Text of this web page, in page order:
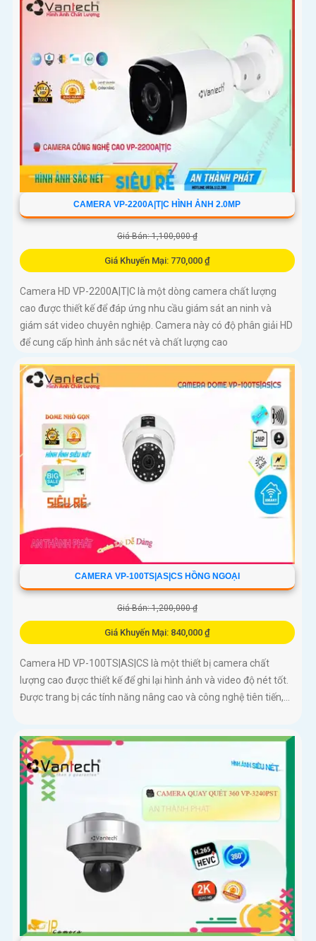
CAMERA VP-2200A|T|C HÌNH ẢNH 2.0MP
Giá Bán: 1,100,000 ₫
Giá Khuyến Mại: 770,000 ₫
Camera HD VP-2200A|T|C là một dòng camera chất lượng
cao được thiết kế để đáp ứng nhu cầu giám sát an ninh và
giám sát video chuyên nghiệp. Camera này có độ phân giải HD
để cung cấp hình ảnh sắc nét và chất lượng cao
CAMERA VP-100TS|AS|CS HỒNG NGOẠI
Giá Bán: 1,200,000 ₫
Giá Khuyến Mại: 840,000 ₫
Camera HD VP-100TS|AS|CS là một thiết bị camera chất
lượng cao được thiết kế để ghi lại hình ảnh và video độ nét tốt.
Được trang bị các tính năng nâng cao và công nghệ tiên tiến,...